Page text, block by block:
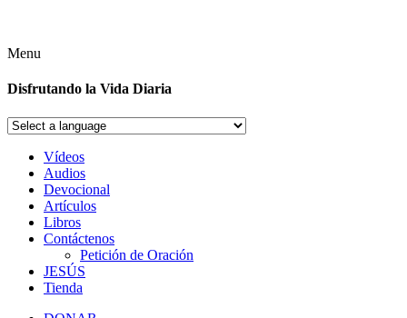
Menu
Disfrutando la Vida Diaria
Vídeos
Audios
Devocional
Artículos
Libros
Contáctenos
Petición de Oración
JESÚS
Tienda